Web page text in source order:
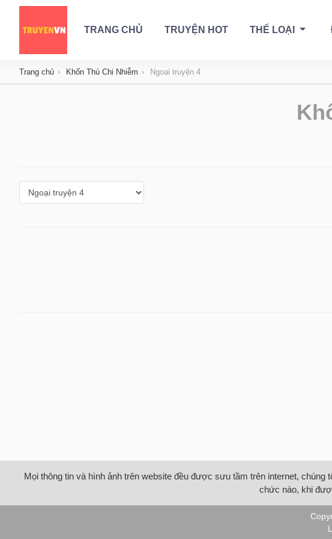
TRANG CHỦ TRUYỆN HOT THỂ LOẠI
Trang chủ Khốn Thú Chi Nhiễm Ngoại truyện 4
Mọi thông tin và hình ảnh trên website đều được sưu tầm trên internet,
chức nào, khi